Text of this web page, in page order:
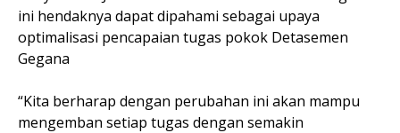
ini hendaknya dapat dipahami sebagai upaya
optimalisasi pencapaian tugas pokok Detasemen
Gegana
“Kita berharap dengan perubahan ini akan mampu
mengemban setiap tugas dengan semakin